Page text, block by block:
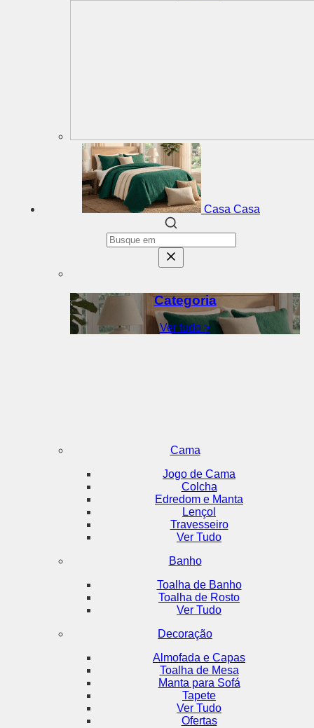
Casa Casa
Categoria
Ver tudo >
Cama
Jogo de Cama
Colcha
Edredom e Manta
Lençol
Travesseiro
Ver Tudo
Banho
Toalha de Banho
Toalha de Rosto
Ver Tudo
Decoração
Almofada e Capas
Toalha de Mesa
Manta para Sofá
Tapete
Ver Tudo
Ofertas